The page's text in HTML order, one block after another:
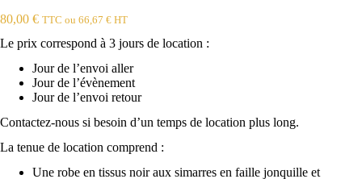
80,00 € TTC ou 66,67 € HT
Le prix correspond à 3 jours de location :
Jour de l’envoi aller
Jour de l’évènement
Jour de l’envoi retour
Contactez-nous si besoin d’un temps de location plus long.
La tenue de location comprend :
Une robe en tissus noir aux simarres en faille jonquille et